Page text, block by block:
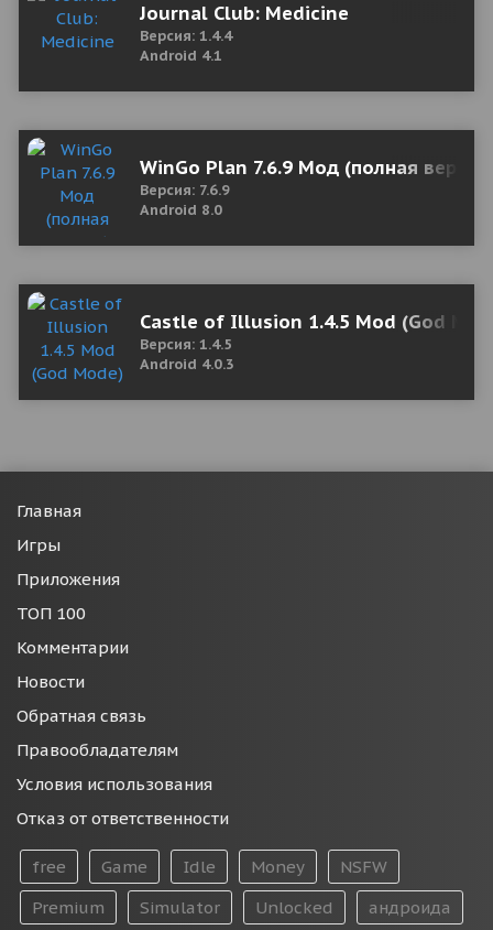
Journal Club: Medicine
Версия: 1.4.4
Android 4.1
WinGo Plan 7.6.9 Мод (полная
Версия: 7.6.9
Android 8.0
Castle of Illusion 1.4.5 Mod (God
Версия: 1.4.5
Android 4.0.3
Главная
Игры
Приложения
ТОП 100
Комментарии
Новости
Обратная связь
Правообладателям
Условия использования
Отказ от ответственности
free Game Idle Money
NSFW
Premium
Simulator Unlocked андроида